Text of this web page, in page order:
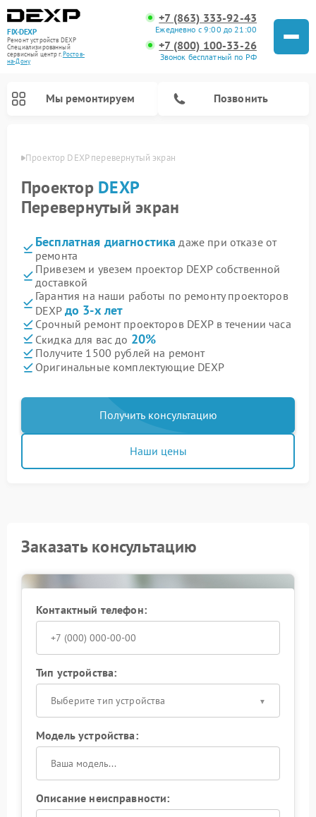
FIX-DEXP
Ремонт устройств DEXP
Специализированный
cервисный центр г.Ростов-
на-Дону
+7 (863) 333-92-43
Ежедневно с 9:00 до 21:00
+7 (800) 100-33-26
Звонок бесплатный по РФ
Мы ремонтируем Позвонить
Дону Проектор DEXP перевернутый экран
Проектор DEXP
Перевернутый экран
Бесплатная диагностика даже при отказе от
ремонта
Привезем и увезем проектор DEXP собственной
доставкой
Гарантия на наши работы по ремонту проекторов
DEXP до 3-х лет
Срочный ремонт проекторов DEXP в течении часа
Скидка для вас до 20%
Получите 1500 рублей на ремонт
Оригинальные комплектующие DEXP
Получить консультацию
Наши цены
Заказать консультацию
Контактный телефон:
Тип устройства:
Выберите тип устройства
Модель устройства:
Описание неисправности: